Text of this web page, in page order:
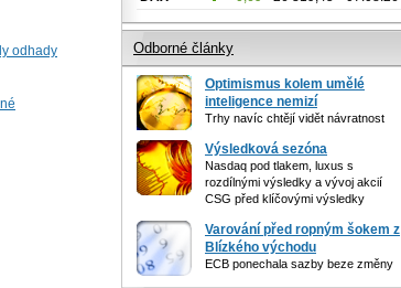
odhady
Odborné články
Optimismus kolem umělé
inteligence nemizí
Trhy navíc chtějí vidět návratnost
Výsledková sezóna
Nasdaq pod tlakem, luxus s
rozdílnými výsledky a vývoj akcií
CSG před klíčovými výsledky
Varování před ropným šokem z
Blízkého východu
ECB ponechala sazby beze změny